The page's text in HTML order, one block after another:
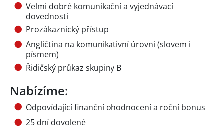
Velmi dobré komunikační a vyjednávací
dovednosti
Prozákaznický přístup
Angličtina na komunikativní úrovni (slovem i
písmem)
Řidičský průkaz skupiny B
Nabízíme:
Odpovídající finanční ohodnocení a roční bonus
25 dní dovolené